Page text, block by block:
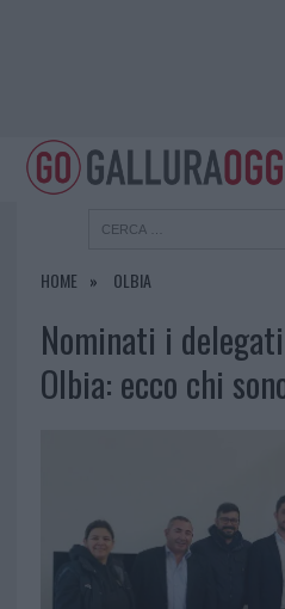
HOME OLBIA
Nominati i
Olbia: ecco chi